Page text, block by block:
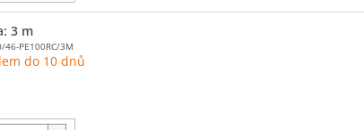
46-PE100RC/3M
3 m
do 10 dnů